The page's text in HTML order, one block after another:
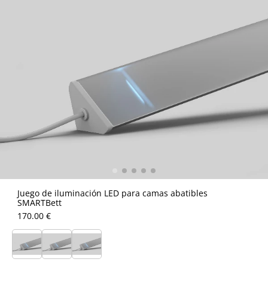
Juego de iluminación LED para camas abatibles
SMARTBett
170.00 €